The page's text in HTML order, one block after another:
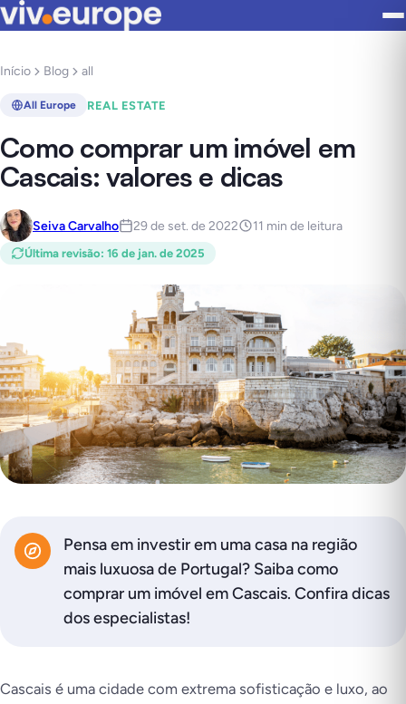
Início Blog all
All Europe REAL ESTATE
Como comprar um imóvel em
Cascais: valores e dicas
Seiva Carvalho 29 de set. de 2022 11 min de leitura
Última revisão: 16 de jan. de 2025
Pensa em investir em uma casa na região
mais luxuosa de Portugal? Saiba como
comprar um imóvel em Cascais. Confira dicas
dos especialistas!
Cascais é uma cidade com extrema sofisticação e luxo, ao